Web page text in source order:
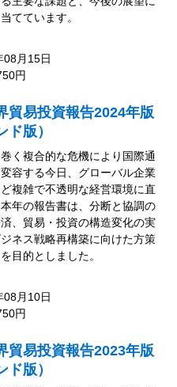
てています。
08月15日
円
貿易投資報告2024年版
ド版）
く複合的な危機により国際通
容する今日、グローバル企業
複雑で不透明な経営環境に直
年の報告書は、分断と協調の
、貿易・投資の構造変化の実
ネス戦略再構築に向けた方策
目的としました。
08月10日
円
貿易投資報告2023年版
ド版）